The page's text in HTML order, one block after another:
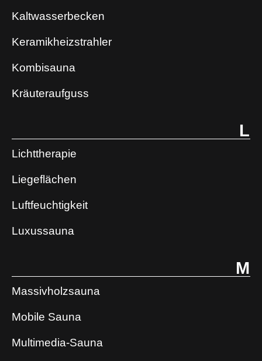
Kaltwasserbecken
Keramikheizstrahler
Kombisauna
Kräuteraufguss
L
Lichttherapie
Liegeflächen
Luftfeuchtigkeit
Luxussauna
M
Massivholzsauna
Mobile Sauna
Multimedia-Sauna